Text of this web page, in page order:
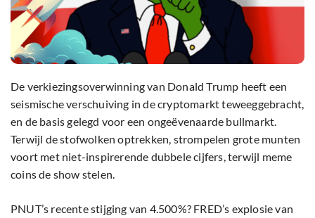
De verkiezingsoverwinning van Donald Trump heeft een
seismische verschuiving in de cryptomarkt teweeggebracht,
en de basis gelegd voor een ongeëvenaarde bullmarkt.
Terwijl de stofwolken optrekken, strompelen grote munten
voort met niet-inspirerende dubbele cijfers, terwijl meme
coins de show stelen.
PNUT’s recente stijging van 4.500%? FRED’s explosie van